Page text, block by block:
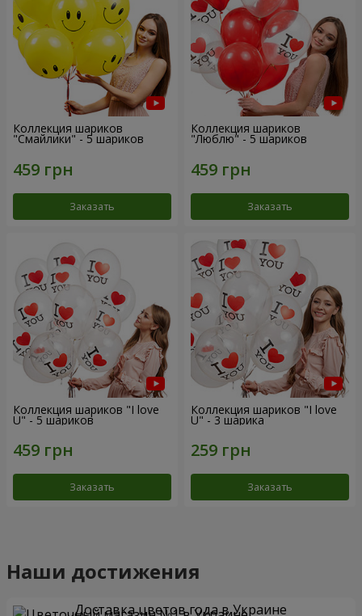
Коллекция шариков
"Смайлики" - 5 шариков
Заказать
Коллекция шариков
"Люблю" - 5 шариков
Заказать
Коллекция шариков "I love
U" - 5 шариков
Заказать
Коллекция шариков "I love
U" - 3 шарика
Заказать
Наши достижения
Доставка цветов года в Украине